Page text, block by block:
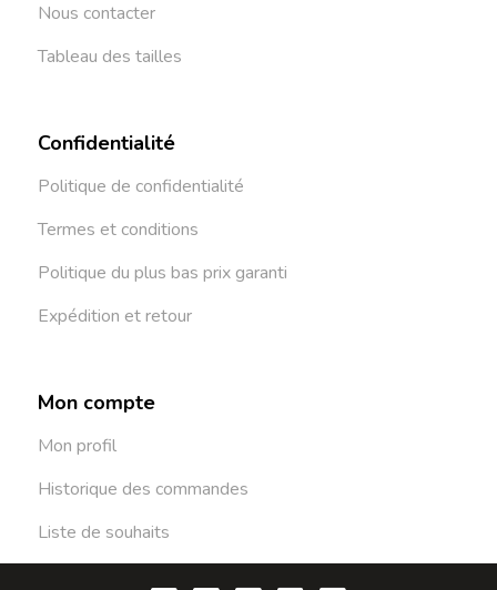
Nous contacter
Tableau des tailles
Confidentialité
Politique de confidentialité
Termes et conditions
Politique du plus bas prix garanti
Expédition et retour
Mon compte
Mon profil
Historique des commandes
Liste de souhaits